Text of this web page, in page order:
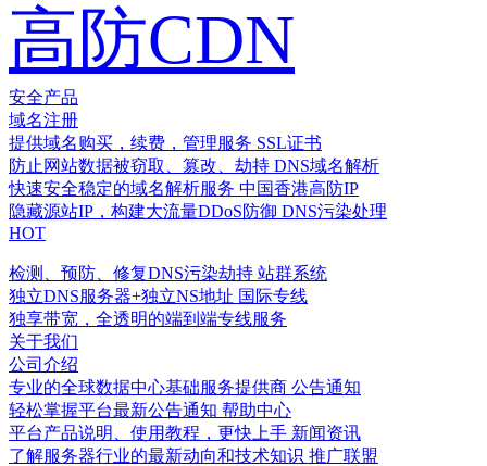
高防CDN
安全产品
域名注册
提供域名购买，续费，管理服务 SSL证书
防止网站数据被窃取、篡改、劫持 DNS域名解析
快速安全稳定的域名解析服务 中国香港高防IP
隐藏源站IP，构建大流量DDoS防御 DNS污染处理
HOT
检测、预防、修复DNS污染劫持 站群系统
独立DNS服务器+独立NS地址 国际专线
独享带宽，全透明的端到端专线服务
关于我们
公司介绍
专业的全球数据中心基础服务提供商 公告通知
轻松掌握平台最新公告通知 帮助中心
平台产品说明、使用教程，更快上手 新闻资讯
了解服务器行业的最新动向和技术知识 推广联盟